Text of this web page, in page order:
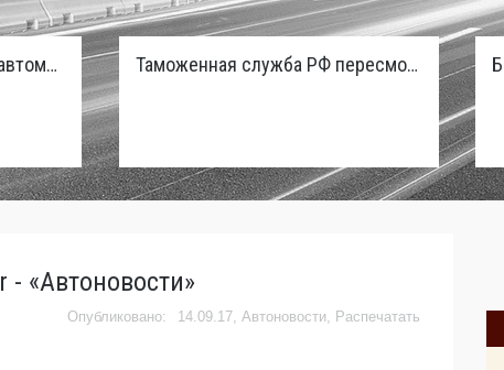
Стоимость обслуживания автомобилей в России вырастет из-за дефицита кадров Таможенная служба РФ пересмотрела правила ввоза машин из ЕАЭС и начисляет пени покупателям
- «Автоновости»
14.09.17, Автоновости, Распечатать